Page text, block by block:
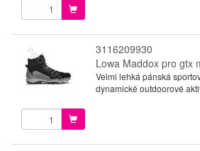
3116209930
Lowa Maddox pro gtx
Velmi lehká pánská
dynamické outdoorové